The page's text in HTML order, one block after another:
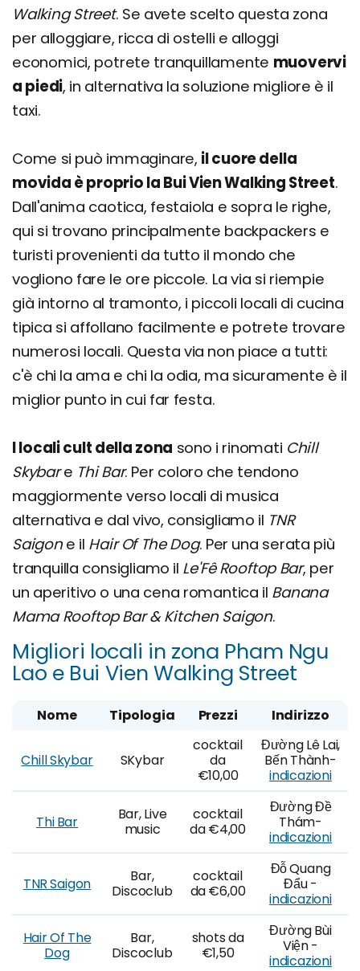
Walking Street. Se avete scelto questa zona
per alloggiare, ricca di ostelli e alloggi
economici, potrete tranquillamente muovervi
a piedi, in alternativa la soluzione migliore è il
taxi.
Come si può immaginare, il cuore della
movida è proprio la Bui Vien Walking Street.
Dall'anima caotica, festaiola e sopra le righe,
qui si trovano principalmente backpackers e
turisti provenienti da tutto il mondo che
vogliono fare le ore piccole. La via si riempie
già intorno al tramonto, i piccoli locali di cucina
tipica si affollano facilmente e potrete trovare
numerosi locali. Questa via non piace a tutti:
c'è chi la ama e chi la odia, ma sicuramente è il
miglior punto in cui far festa.
I locali cult della zona sono i rinomati Chill
Skybare Thi Bar. Per coloro che tendono
maggiormente verso locali di musica
alternativa e dal vivo, consigliamo il TNR
Saigone il Hair Of The Dog. Per una serata più
tranquilla consigliamo il Le'Fê Rooftop Bar, per
un aperitivo o una cena romantica il Banana
Mama Rooftop Bar & Kitchen Saigon.
Migliori locali in zona Pham Ngu
Lao e Bui Vien Walking Street
Nome Tipologia Prezzi Indirizzo
Chill Skybar SKybar
cocktail
da
€10,00
Đường Lê Lai,
Bến Thành-
indicazioni
Thi Bar
Bar, Live
music
cocktail
da €4,00
Đường Đề
Thám-
indicazioni
TNR Saigon
Bar,
Discoclub
cocktail
da €6,00
Đỗ Quang
Đẩu -
indicazioni
Hair Of The
Dog
Bar,
Discoclub
shots da
€1,50
Đường Bùi
Viện -
indicazioni